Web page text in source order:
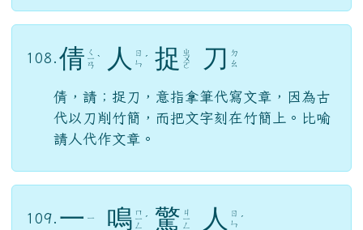
108. 倩 ㄑ
ㄧ
ㄢ
ˋ 人
ㄖ
ㄣ ˊ 捉 ㄓ
ㄨ
ㄛ 刀
ㄉ
ㄠ
倩，請；捉刀，意指拿筆代寫文章，因為古
代以刀削竹簡，而把文字刻在竹簡上。比喻
請人代作文章。
109. 一 鳴 ㄧ
ㄥ
ˊ 驚 ㄐ
ㄧ
ㄥ 人
ㄖ
ㄣ ˊ